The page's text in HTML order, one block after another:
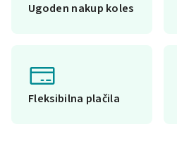
Ugoden nakup koles
Fleksibilna plačila